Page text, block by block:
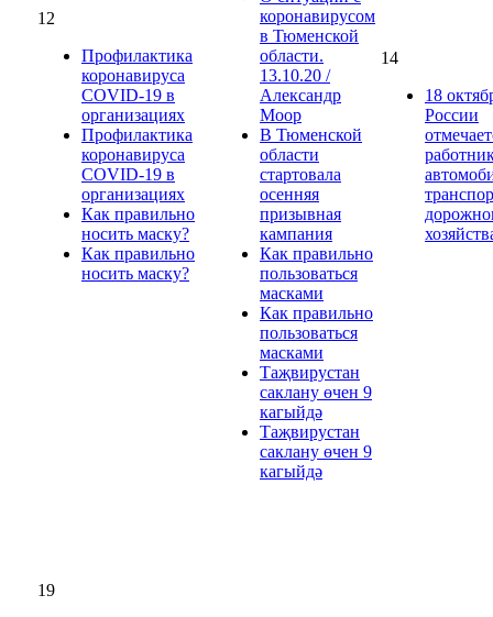
12
Профилактика
коронавируса
COVID-19 в
организациях
Профилактика
коронавируса
COVID-19 в
организациях
Как правильно
носить маску?
Как правильно
носить маску?
коронавирусом
в Тюменской
области.
13.10.20 /
Александр
Моор
В Тюменской
области
стартовала
осенняя
призывная
кампания
Как правильно
пользоваться
масками
Как правильно
пользоваться
масками
Таҗвирустан
саклану өчен 9
кагыйдә
Таҗвирустан
саклану өчен 9
кагыйдә
14
18
России
19